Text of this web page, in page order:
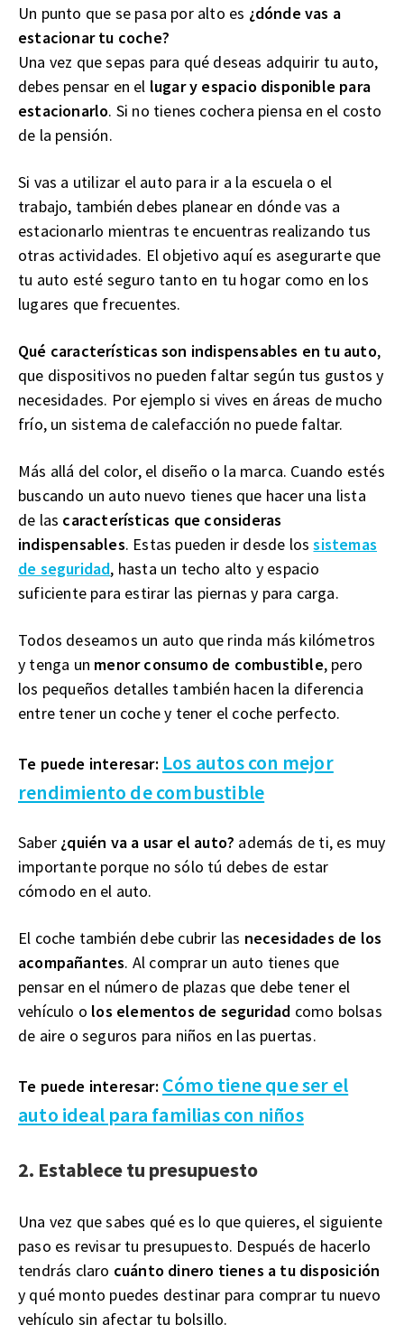
Un punto que se pasa por alto es ¿dónde vas a
estacionar tu coche?
Una vez que sepas para qué deseas adquirir tu auto,
debes pensar en el lugar y espacio disponible para
estacionarlo. Si no tienes cochera piensa en el costo
de la pensión.
Si vas a utilizar el auto para ir a la escuela o el
trabajo, también debes planear en dónde vas a
estacionarlo mientras te encuentras realizando tus
otras actividades. El objetivo aquí es asegurarte que
tu auto esté seguro tanto en tu hogar como en los
lugares que frecuentes.
Qué características son indispensables en tu auto,
que dispositivos no pueden faltar según tus gustos y
necesidades. Por ejemplo si vives en áreas de mucho
frío, un sistema de calefacción no puede faltar.
Más allá del color, el diseño o la marca. Cuando estés
buscando un auto nuevo tienes que hacer una lista
de las características que consideras
indispensables. Estas pueden ir desde lossistemas
de seguridad, hasta un techo alto y espacio
suficiente para estirar las piernas y para carga.
Todos deseamos un auto que rinda más kilómetros
y tenga un menor consumo de combustible, pero
los pequeños detalles también hacen la diferencia
entre tener un coche y tener el coche perfecto.
Te puede interesar: Los autos con mejor
rendimiento de combustible
Saber ¿quién va a usar el auto? además de ti, es muy
importante porque no sólo tú debes de estar
cómodo en el auto.
El coche también debe cubrir las necesidades de los
acompañantes. Al comprar un auto tienes que
pensar en el número de plazas que debe tener el
vehículo o los elementos de seguridad como bolsas
de aire o seguros para niños en las puertas.
Te puede interesar: Cómo tiene que ser el
auto ideal para familias con niños
2. Establece tu presupuesto
Una vez que sabes qué es lo que quieres, el siguiente
paso es revisar tu presupuesto. Después de hacerlo
tendrás claro cuánto dinero tienes a tu disposición
y qué monto puedes destinar para comprar tu nuevo
vehículo sin afectar tu bolsillo.